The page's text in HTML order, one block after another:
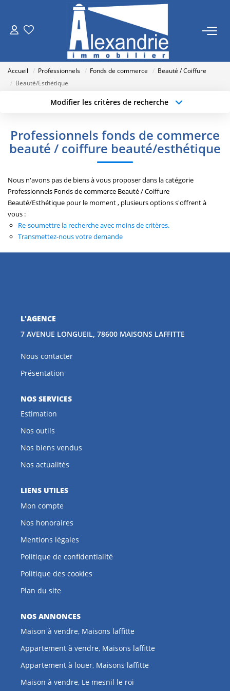
VENTES
NOTRE AGENCE
Nos Actualités
RECRUTEMENT
CONTACT
Accueil Professionnels Fonds de commerce
Beauté / Coiffure
Beauté/Esthétique
Modifier les critères de recherche
Type de transaction Localisation
Sélectionnez...
Type de bien
Surface min
Créer une alerte
Professionnels fonds de commerce
beauté / coiffure beauté/esthétique
Nous n'avons pas de biens à vous proposer dans la catégorie
Professionnels Fonds de commerce Beauté / Coiffure
Beauté/Esthétique pour le moment , plusieurs options s'offrent à
vous :
Re-soumettre la recherche avec moins de critères.
Transmettez-nous votre demande
L'AGENCE
7 AVENUE LONGUEIL, 78600 MAISONS LAFFITTE
Nous contacter
Présentation
NOS SERVICES
Estimation
Nos outils
Nos biens vendus
Nos actualités
LIENS UTILES
Mon compte
Nos honoraires
Mentions légales
Politique de confidentialité
Politique des cookies
Plan du site
NOS ANNONCES
Maison à vendre, Maisons laffitte
Appartement à vendre, Maisons laffitte
Appartement à louer, Maisons laffitte
Maison à vendre, Le mesnil le roi